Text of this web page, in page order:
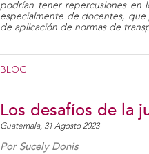
podrían tener repercusiones en
especialmente de docentes, que
de aplicación de normas de
BLOG
Los desafíos de la
Guatemala, 31 Agosto 2023
Por Sucely Donis